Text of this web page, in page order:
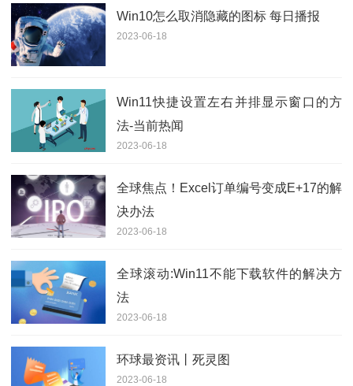
Win10怎么取消隐藏的图标 每日播报
2023-06-18
Win11快捷设置左右并排显示窗口的方
法-当前热闻
2023-06-18
全球焦点！Excel订单编号变成E+17的解
决办法
2023-06-18
全球滚动:Win11不能下载软件的解决方
法
2023-06-18
环球最资讯丨死灵图
2023-06-18